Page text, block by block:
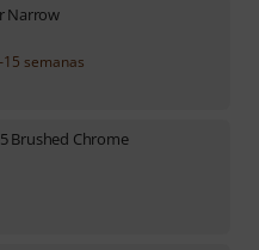
Narrow
semanas
Brushed Chrome